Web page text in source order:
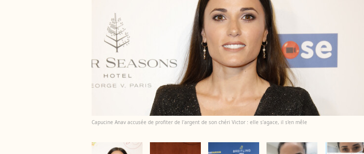
Capucine Anav accusée de profiter de l'argent de son chéri Victor : elle s'agace, il s'en mêle